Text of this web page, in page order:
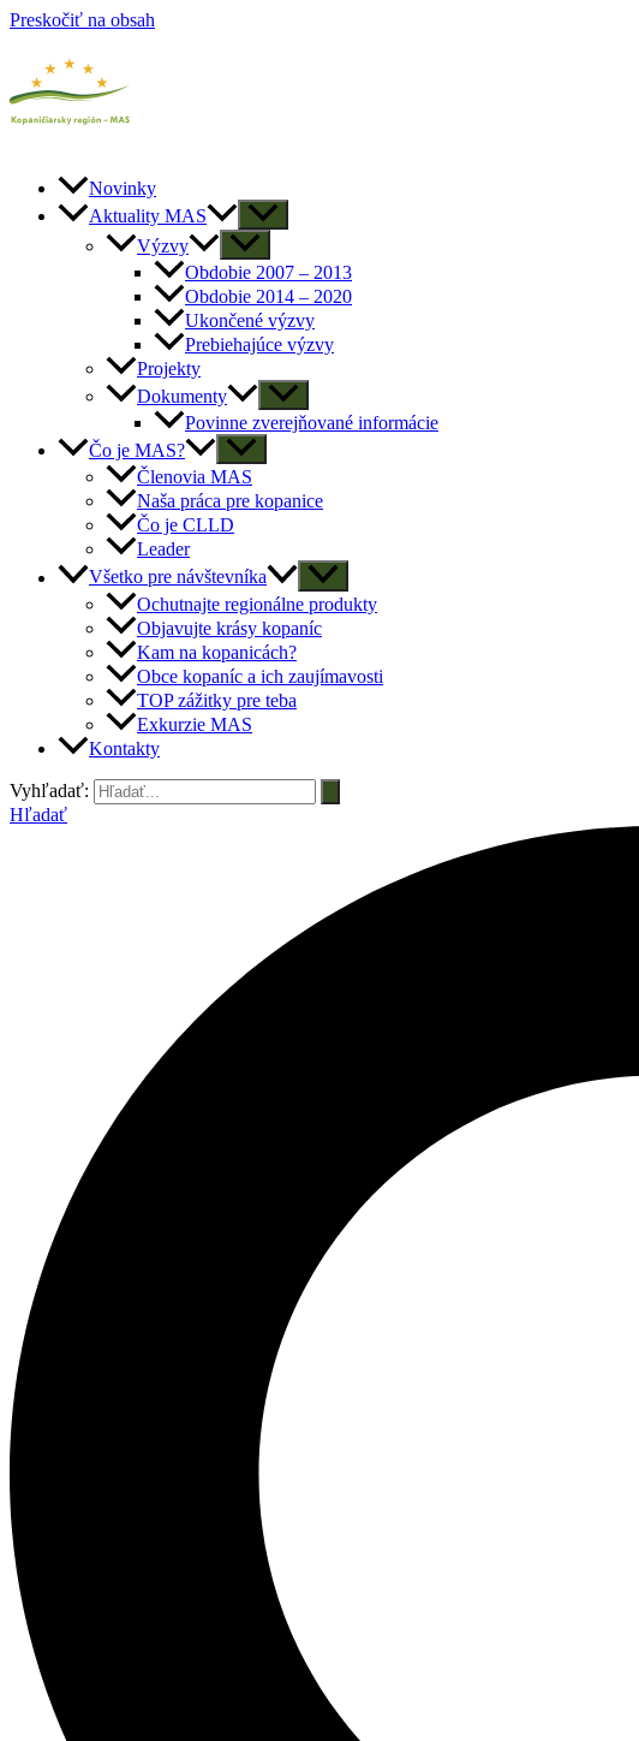
Preskočiť na obsah
Novinky
Aktuality MAS
Výzvy
Obdobie 2007 – 2013
Obdobie 2014 – 2020
Ukončené výzvy
Prebiehajúce výzvy
Projekty
Dokumenty
Povinne zverejňované informácie
Čo je MAS?
Členovia MAS
Naša práca pre kopanice
Čo je CLLD
Leader
Všetko pre návštevníka
Ochutnajte regionálne produkty
Objavujte krásy kopaníc
Kam na kopanicách?
Obce kopaníc a ich zaujímavosti
TOP zážitky pre teba
Exkurzie MAS
Kontakty
Vyhľadať:
Hľadať